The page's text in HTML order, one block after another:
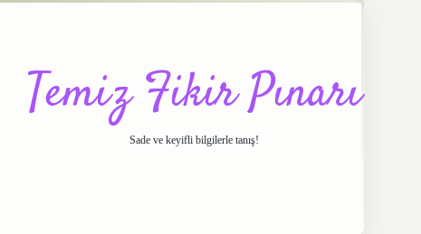
Temiz Fikir Pınarı
Sade ve keyifli bilgilerle tanış!